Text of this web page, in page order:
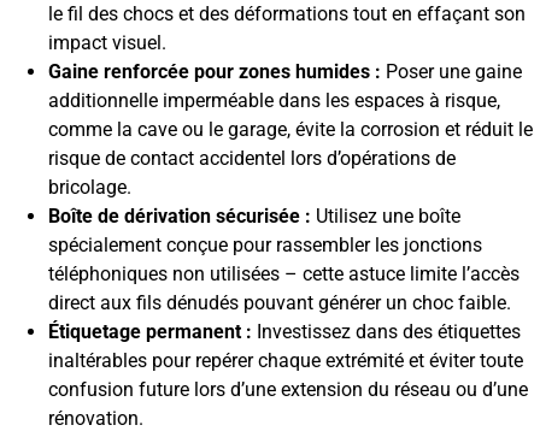
le fil des chocs et des déformations tout en effaçant son
impact visuel.
Gaine renforcée pour zones humides : Poser une gaine
additionnelle imperméable dans les espaces à risque,
comme la cave ou le garage, évite la corrosion et réduit le
risque de contact accidentel lors d’opérations de
bricolage.
Boîte de dérivation sécurisée : Utilisez une boîte
spécialement conçue pour rassembler les jonctions
téléphoniques non utilisées – cette astuce limite l’accès
direct aux fils dénudés pouvant générer un choc faible.
Étiquetage permanent : Investissez dans des étiquettes
inaltérables pour repérer chaque extrémité et éviter toute
confusion future lors d’une extension du réseau ou d’une
rénovation.